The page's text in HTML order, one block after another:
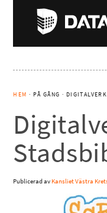
HEM · PÅ GÅNG ·
Publicerad av Kansliet Västra